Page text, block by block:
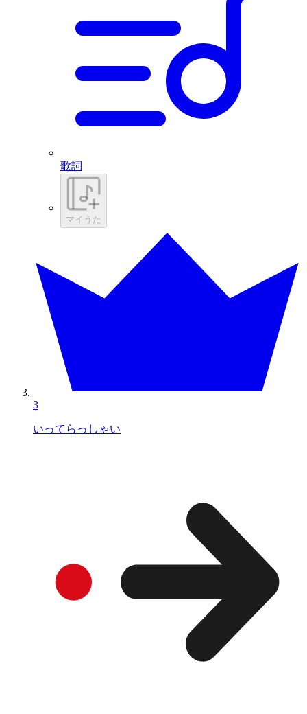
歌詞
マイうた
3
いってらっしゃい